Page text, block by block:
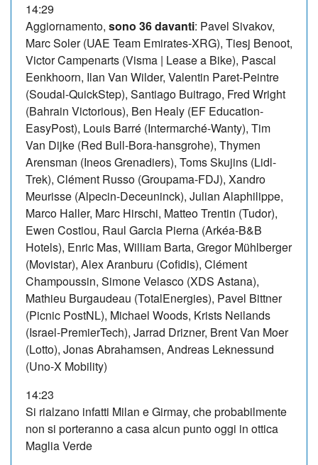
14:29
Aggiornamento, sono 36 davanti: Pavel Sivakov,
Marc Soler (UAE Team Emirates-XRG), Tiesj Benoot,
Victor Campenarts (Visma | Lease a Bike), Pascal
Eenkhoorn, Ilan Van Wilder, Valentin Paret-Peintre
(Soudal-QuickStep), Santiago Buitrago, Fred Wright
(Bahrain Victorious), Ben Healy (EF Education-
EasyPost), Louis Barré (Intermarché-Wanty), Tim
Van Dijke (Red Bull-Bora-hansgrohe), Thymen
Arensman (Ineos Grenadiers), Toms Skujins (Lidl-
Trek), Clément Russo (Groupama-FDJ), Xandro
Meurisse (Alpecin-Deceuninck), Julian Alaphilippe,
Marco Haller, Marc Hirschi, Matteo Trentin (Tudor),
Ewen Costiou, Raul Garcia Pierna (Arkéa-B&B
Hotels), Enric Mas, William Barta, Gregor Mühlberger
(Movistar), Alex Aranburu (Cofidis), Clément
Champoussin, Simone Velasco (XDS Astana),
Mathieu Burgaudeau (TotalEnergies), Pavel Bittner
(Picnic PostNL), Michael Woods, Krists Neilands
(Israel-PremierTech), Jarrad Drizner, Brent Van Moer
(Lotto), Jonas Abrahamsen, Andreas Leknessund
(Uno-X Mobility)
14:23
Si rialzano infatti Milan e Girmay, che probabilmente
non si porteranno a casa alcun punto oggi in ottica
Maglia Verde